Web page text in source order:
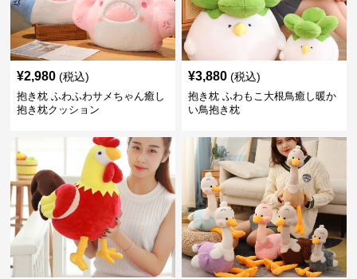
¥2,980 (税込)
抱き枕 ふわふわサメちゃん癒し
抱き枕クッション
¥3,880 (税込)
抱き枕 ふわもこ大根鳥癒し暖か
い鳥抱き枕